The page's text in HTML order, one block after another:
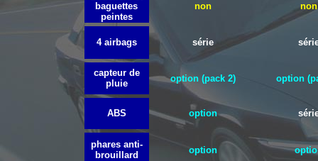
baguettes
peintes
non non
4 airbags série
capteur de
pluie
option (pack 2) option
ABS option
phares anti-
brouillard
option